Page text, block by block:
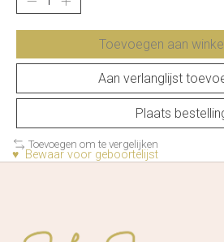
Toevoegen aan
Aan verlanglijst
Plaats
Toevoegen om te vergelijken
♥ Bewaar voor geboortelijst